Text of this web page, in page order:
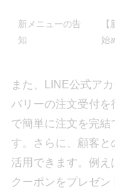
新メニューの告
知
始
また、LINE公式ア
バリーの注文受付
で簡単に注文を完結
す。さらに、顧客と
活用できます。例え
クーポンをプレゼ